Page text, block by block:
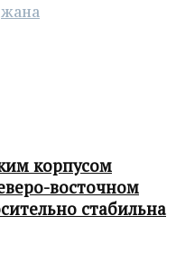
корпусом
восточном
стабильна